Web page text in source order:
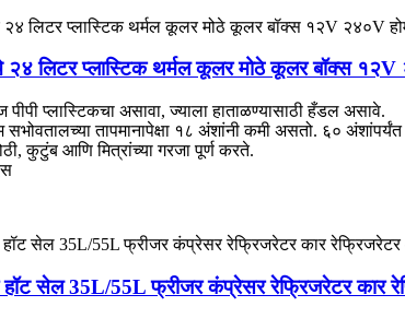
२४ लिटर प्लास्टिक थर्मल कूलर मोठे कूलर बॉक्स
प्लास्टिकचा असावा, ज्याला हाताळण्यासाठी हँडल असावे.
सभोवतालच्या तापमानापेक्षा १८ अंशांनी कमी असतो. ६० अंशांपर्यंत
कुटुंब आणि मित्रांच्या गरजा पूर्ण करते.
हॉट सेल 35L/55L फ्रीजर कंप्रेसर रेफ्रिजरेटर कार